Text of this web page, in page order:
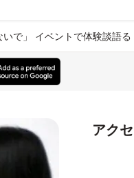
で」 イベントで体験談語る
アク